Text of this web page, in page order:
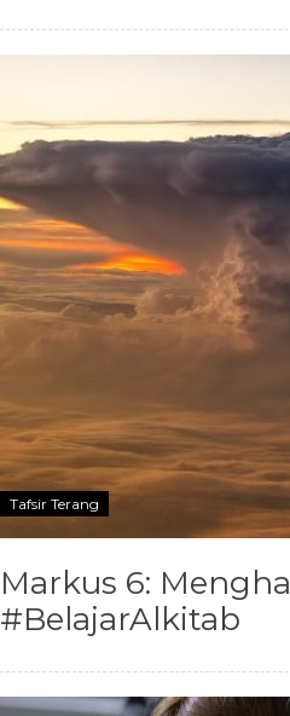
Tafsir Terang
Markus 6:
#BelajarAlkitab